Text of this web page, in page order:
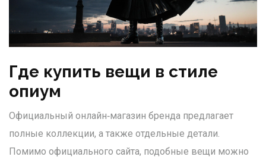
Где купить вещи в стиле
опиум
Официальный онлайн‑магазин бренда предлагает
полные коллекции, а также отдельные детали.
Помимо официального сайта, подобные вещи можно